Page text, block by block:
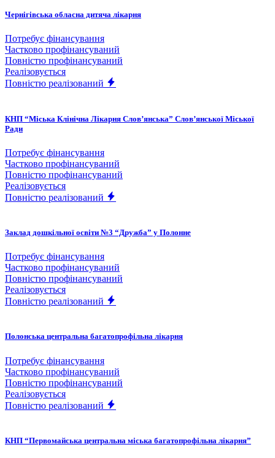
Чернігівська обласна дитяча лікарня
Потребує фінансування
Частково профінансуваний
Повністю профінансуваний
Реалізовується
Повністю реалізований
КНП “Міська Клінічна Лікарня Слов’янська” Слов’янської Міської
Ради
Потребує фінансування
Частково профінансуваний
Повністю профінансуваний
Реалізовується
Повністю реалізований
Заклад дошкільної освіти №3 “Дружба” у Полонне
Потребує фінансування
Частково профінансуваний
Повністю профінансуваний
Реалізовується
Повністю реалізований
Полонська центральна багатопрофільна лікарня
Потребує фінансування
Частково профінансуваний
Повністю профінансуваний
Реалізовується
Повністю реалізований
КНП “Первомайська центральна міська багатопрофільна лікарня”